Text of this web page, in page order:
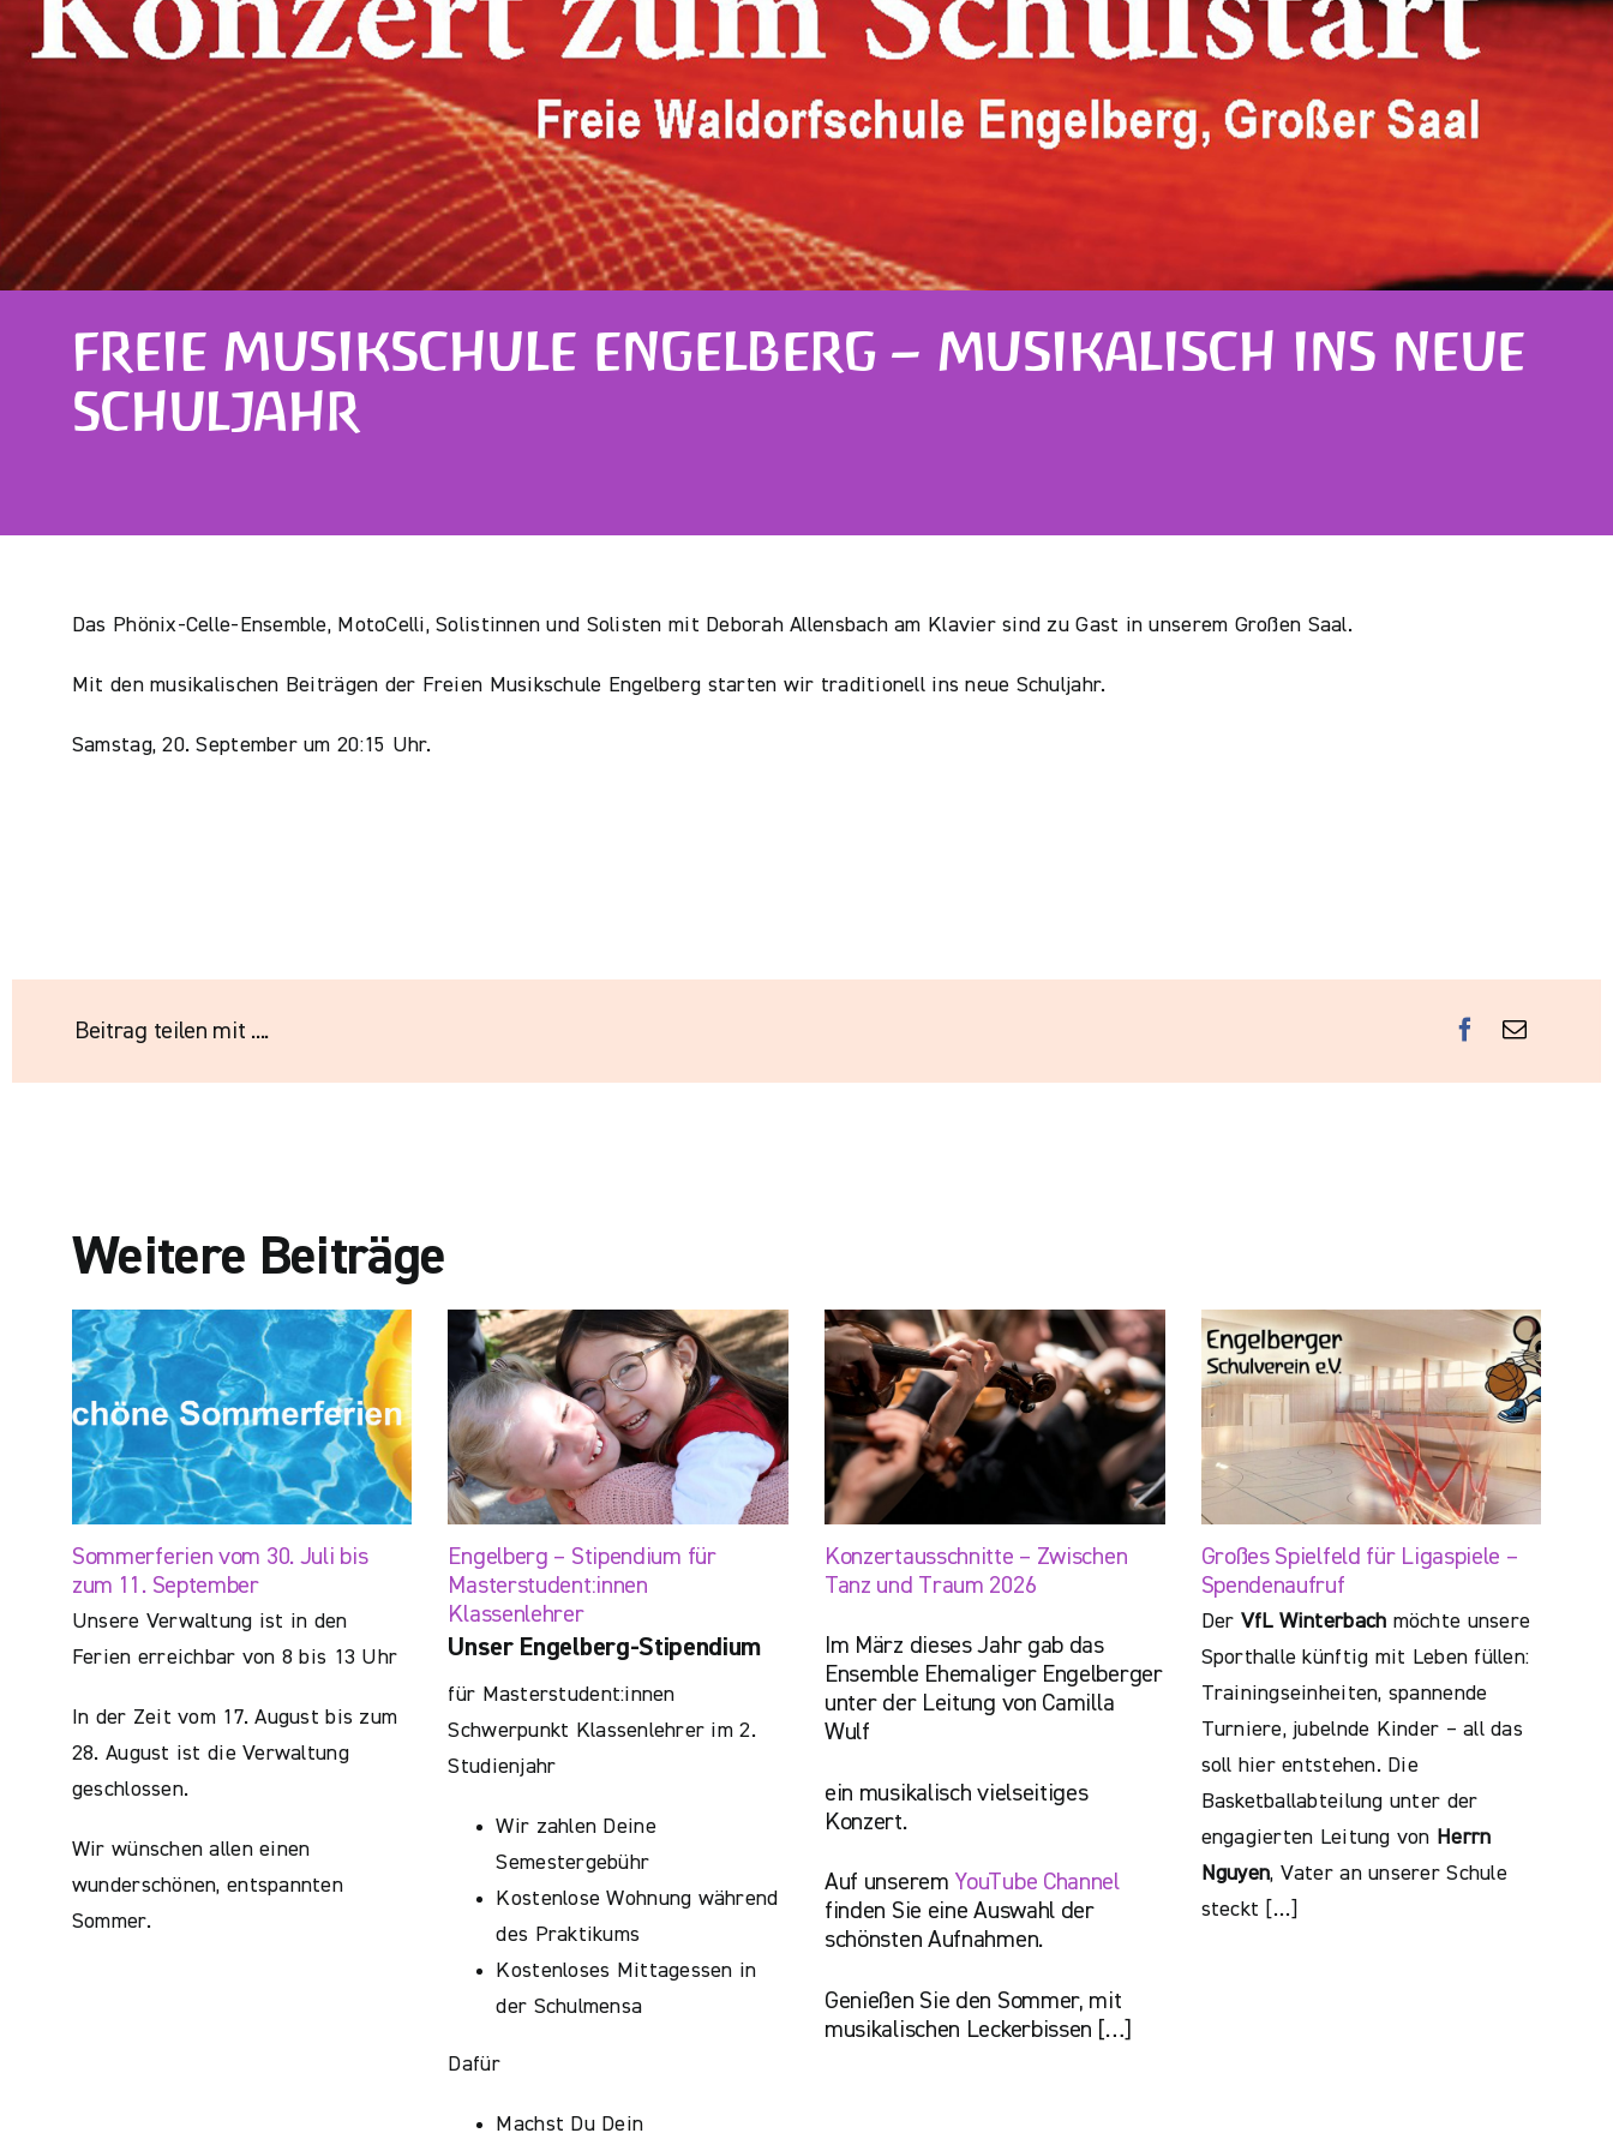
FREIE MUSIKSCHULE ENGELBERG – MUSIKALISCH INS NEUE
SCHULJAHR
Das Phönix-Celle-Ensemble, MotoCelli, Solistinnen und Solisten mit Deborah Allensbach am Klavier sind zu Gast in unserem Großen Saal.
Mit den musikalischen Beiträgen der Freien Musikschule Engelberg starten wir traditionell ins neue Schuljahr.
Samstag, 20. September um 20:15 Uhr.
Beitrag teilen mit ....
Weitere Beiträge
Sommerferien vom 30. Juli bis
zum 11. September
Unsere Verwaltung ist in den
Ferien erreichbar von 8 bis 13 Uhr
In der Zeit vom 17. August bis zum
28. August ist die Verwaltung
geschlossen.
Wir wünschen allen einen
wunderschönen, entspannten
Sommer.
Engelberg – Stipendium für
Masterstudent:innen
Klassenlehrer
Unser Engelberg-Stipendium
für Masterstudent:innen
Schwerpunkt Klassenlehrer im 2.
Studienjahr
Wir zahlen Deine
Semestergebühr
Kostenlose Wohnung während
des Praktikums
Kostenloses Mittagessen in
der Schulmensa
Dafür
Machst Du Dein
Konzertausschnitte – Zwischen
Tanz und Traum 2026
Im März dieses Jahr gab das
Ensemble Ehemaliger Engelberger
unter der Leitung von Camilla
Wulf
ein musikalisch vielseitiges
Konzert.
Auf unserem YouTube Channel
finden Sie eine Auswahl der
schönsten Aufnahmen.
Genießen Sie den Sommer, mit
musikalischen Leckerbissen […]
Großes Spielfeld für Ligaspiele –
Spendenaufruf
Der VfL Winterbach möchte unsere
Sporthalle künftig mit Leben füllen:
Trainingseinheiten, spannende
Turniere, jubelnde Kinder – all das
soll hier entstehen. Die
Basketballabteilung unter der
engagierten Leitung von Herrn
Nguyen, Vater an unserer Schule
steckt […]